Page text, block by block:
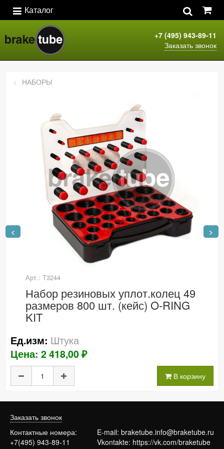
Каталог
+7 (495) 943-89-11
Заказать звонок
< >
НАБОРЫ
Арт.: Т3244
Набор резиновых уплот.колец 49
размеров 800 шт. (кейс) O-RING
KIT
Ед.изм: Штука
Цена: 2 418,00 ₽
В корзину
Заказать звонок
Контактные номера:
+7(495) 943-89-11
E-mail: braketube.info@braketube.ru
Vkontakte: https://vk.com/braketube